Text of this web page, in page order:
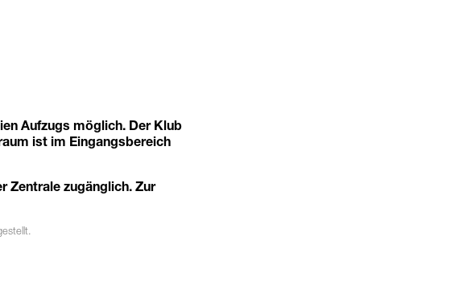
Aufzugs möglich. Der Klub
ist im Eingangsbereich
Zentrale zugänglich. Zur